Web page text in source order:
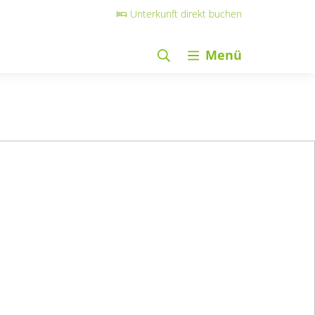
Unterkunft direkt buchen
Menü